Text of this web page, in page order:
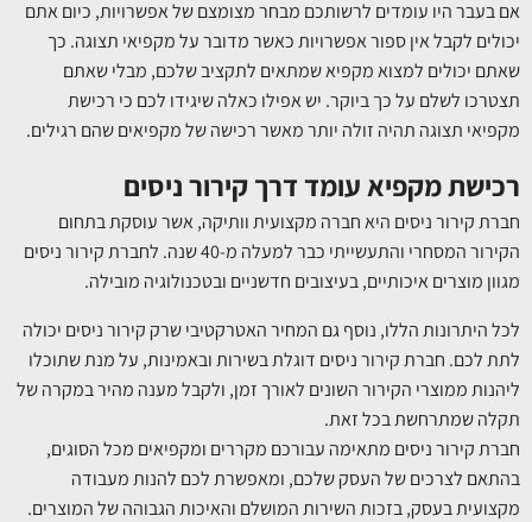
אם בעבר היו עומדים לרשותכם מבחר מצומצם של אפשרויות, כיום אתם
יכולים לקבל אין ספור אפשרויות כאשר מדובר על מקפיאי תצוגה. כך
שאתם יכולים למצוא מקפיא שמתאים לתקציב שלכם, מבלי שאתם
תצטרכו לשלם על כך ביוקר. יש אפילו כאלה שיגידו לכם כי רכישת
מקפיאי תצוגה תהיה זולה יותר מאשר רכישה של מקפיאים שהם רגילים.
רכישת מקפיא עומד דרך קירור ניסים
חברת קירור ניסים היא חברה מקצועית וותיקה, אשר עוסקת בתחום
הקירור המסחרי והתעשייתי כבר למעלה מ-40 שנה. לחברת קירור ניסים
מגוון מוצרים איכותיים, בעיצובים חדשניים ובטכנולוגיה מובילה.
לכל היתרונות הללו, נוסף גם המחיר האטרקטיבי שרק קירור ניסים יכולה
לתת לכם. חברת קירור ניסים דוגלת בשירות ובאמינות, על מנת שתוכלו
ליהנות ממוצרי הקירור השונים לאורך זמן, ולקבל מענה מהיר במקרה של
תקלה שמתרחשת בכל זאת.
חברת קירור ניסים מתאימה עבורכם מקררים ומקפיאים מכל הסוגים,
בהתאם לצרכים של העסק שלכם, ומאפשרת לכם להנות מעבודה
מקצועית בעסק, בזכות השירות המושלם והאיכות הגבוהה של המוצרים.